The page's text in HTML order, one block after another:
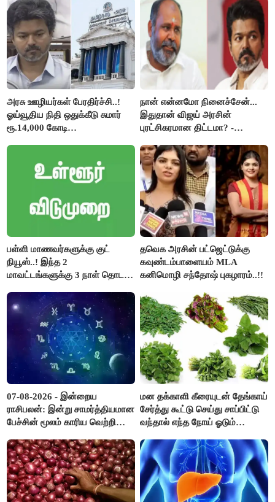
கேள்வி..!
அரசு ஊழியர்கள் பேரதிர்ச்சி..!
ஓய்வூதிய நிதி ஒதுக்கீடு சுமார்
ரூ.14,000 கோடி
நான் என்னமோ நினைச்சேன்...
இதுதான் விஜய் அரசின்
புரட்சிகரமான திட்டமா? -
பள்ளி மாணவர்களுக்கு குட்
நியூஸ்..! இந்த 2
மாவட்டங்களுக்கு 3 நாள் தொடர்
தவெக அரசின் பட்ஜெட்டுக்கு
கவுண்டம்பாளையம் MLA
கனிமொழி சந்தோஷ் புகழாரம்..!!
07-08-2026 - இன்றைய
ராசிபலன்: இன்று சாமர்த்தியமான
பேச்சின் மூலம் காரிய வெற்றி
பொறுப்புகளை ஒப்படைப்பதில்
கவனம் தேவை..!
மன தக்காளி கீரையுடன் தேங்காய்
சேர்த்து கூட்டு செய்து சாப்பிட்டு
வந்தால் எந்த நோய் ஓடும்